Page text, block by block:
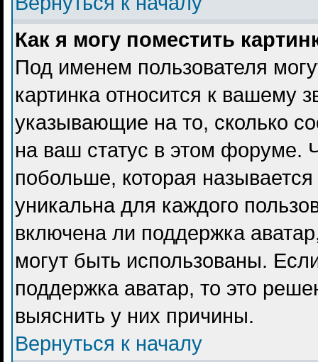
Как я могу поместить
Под именем пользователя
картинка относится к вашему
указывающие на то, сколько
на ваш статус в этом форуме.
побольше, которая
уникальна для каждого
включена ли поддержка
могут быть использованы.
поддержка аватар, то это
выяснить у них причины.
Вернуться к началу